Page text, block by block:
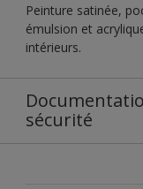
Peinture satinée,
émulsion et
intérieurs.
sécurité